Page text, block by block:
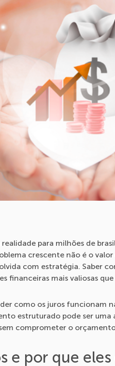
para milhões de
crescente não é o
com estratégia. Saber
financeiras mais valiosas
como os juros funcionam
estruturado pode ser
comprometer o
e por que